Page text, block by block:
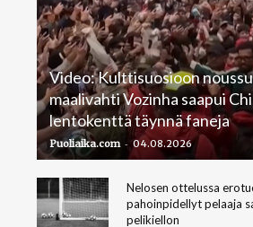
Video: Kulttisuosioon
maalivahti Vozinha saapui
lentokenttä täynnä faneja
Puoliaika.com - 04.08.2026
Nelosen ottelussa
pahoinpidellyt pelaaja
pelikiellon